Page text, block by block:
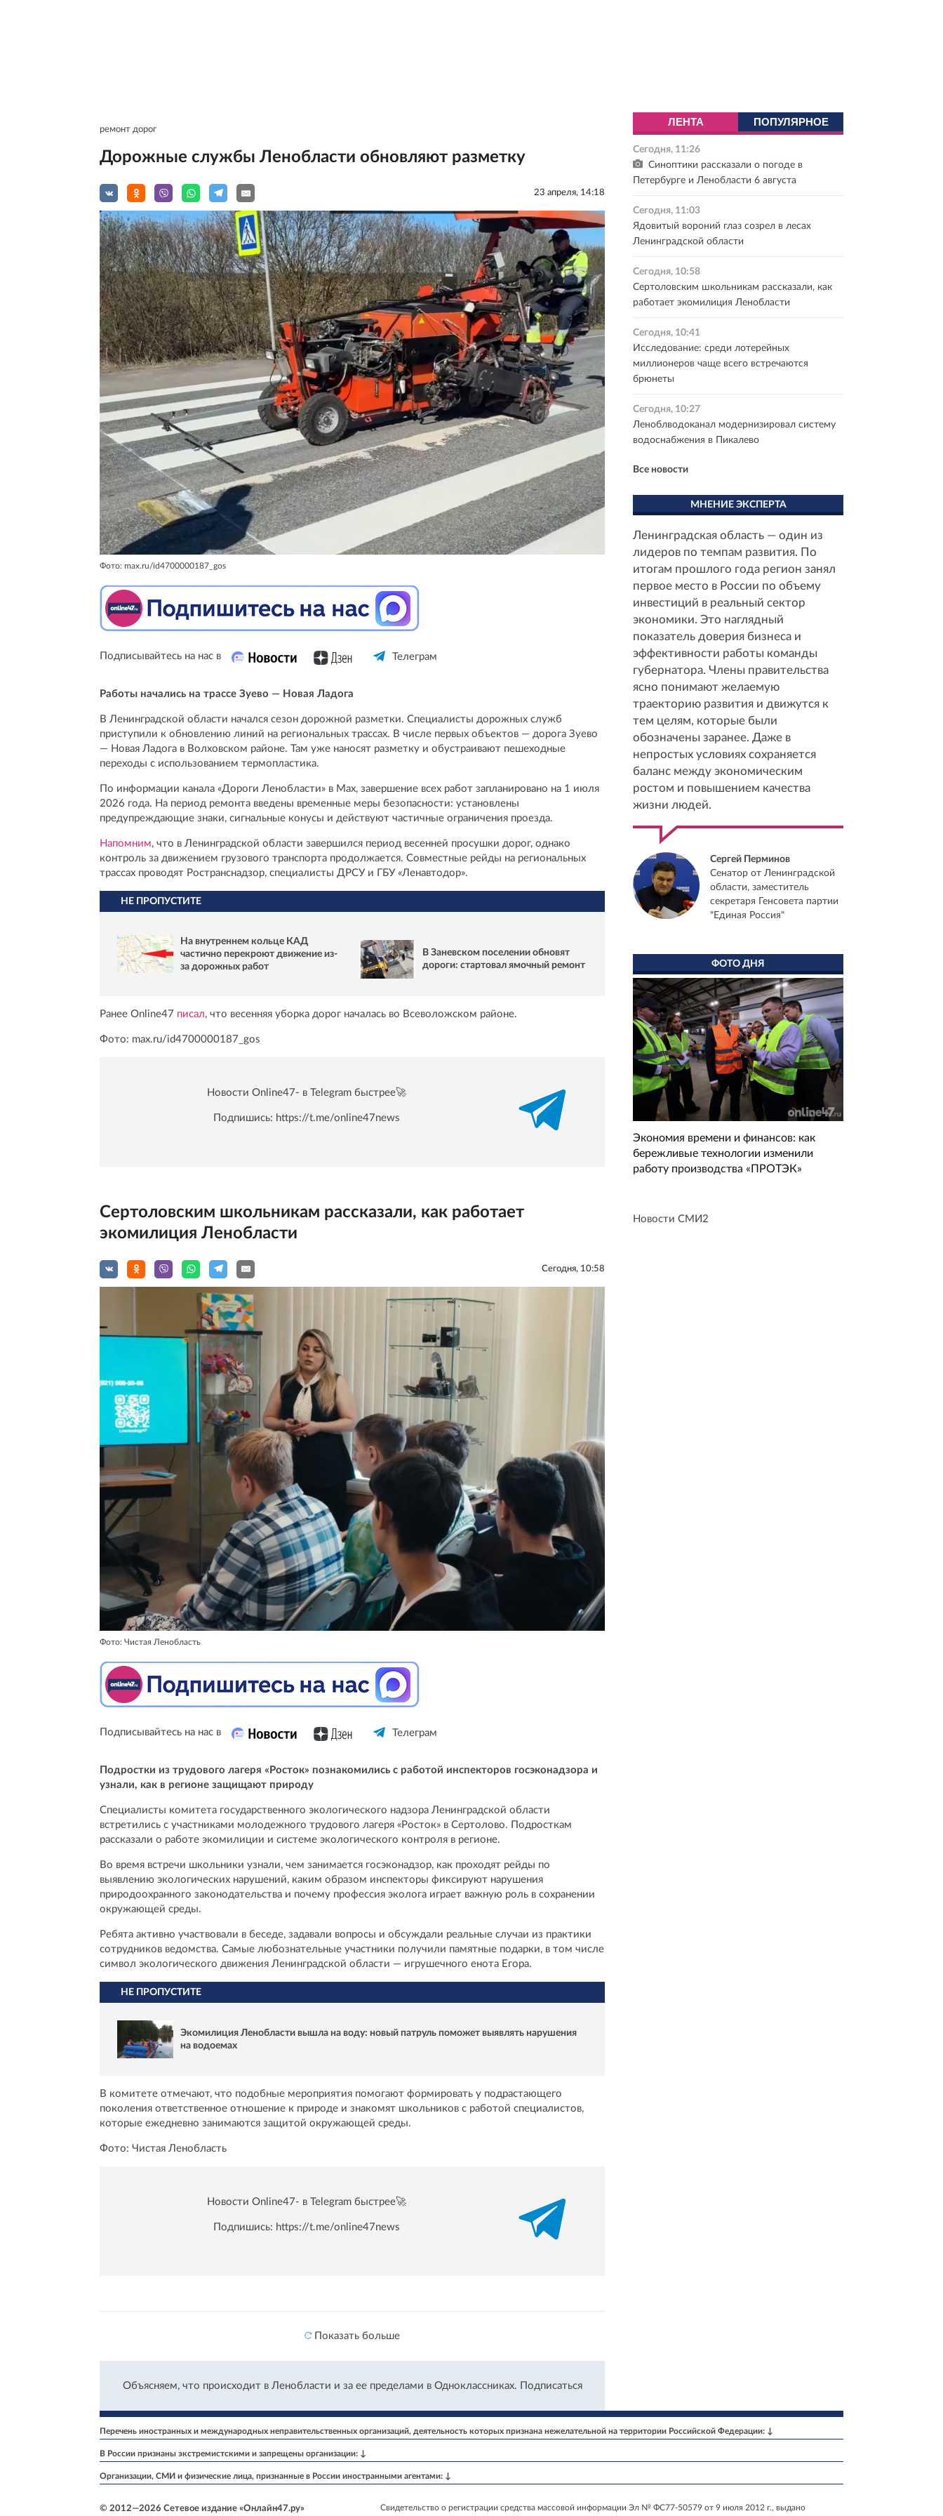
ремонт дорог
Дорожные службы Ленобласти обновляют разметку
23 апреля, 14:18
Фото: max.ru/id4700000187_gos
Подписывайтесь на нас в Телеграм
Работы начались на трассе Зуево — Новая Ладога
В Ленинградской области начался сезон дорожной разметки. Специалисты дорожных служб
приступили к обновлению линий на региональных трассах. В числе первых объектов — дорога Зуево
— Новая Ладога в Волховском районе. Там уже наносят разметку и обустраивают пешеходные
переходы с использованием термопластика.
По информации канала «Дороги Ленобласти» в Max, завершение всех работ запланировано на 1 июля
2026 года. На период ремонта введены временные меры безопасности: установлены
предупреждающие знаки, сигнальные конусы и действуют частичные ограничения проезда.
Напомним, что в Ленинградской области завершился период весенней просушки дорог, однако
контроль за движением грузового транспорта продолжается. Совместные рейды на региональных
трассах проводят Ространснадзор, специалисты ДРСУ и ГБУ «Ленавтодор».
НЕ ПРОПУСТИТЕ
На внутреннем кольце КАД
частично перекроют движение из-
за дорожных работ
В Заневском поселении обновят
дороги: стартовал ямочный ремонт
Ранее Online47 писал, что весенняя уборка дорог началась во Всеволожском районе.
Фото: max.ru/id4700000187_gos
Новости Online47- в Telegram быстрее🚀
Подпишись: https://t.me/online47news
Сертоловским школьникам рассказали, как работает
экомилиция Ленобласти
Сегодня, 10:58
Фото: Чистая Ленобласть
Подписывайтесь на нас в Телеграм
Подростки из трудового лагеря «Росток» познакомились с работой инспекторов госэконадзора и
узнали, как в регионе защищают природу
Специалисты комитета государственного экологического надзора Ленинградской области
встретились с участниками молодежного трудового лагеря «Росток» в Сертолово. Подросткам
рассказали о работе экомилиции и системе экологического контроля в регионе.
Во время встречи школьники узнали, чем занимается госэконадзор, как проходят рейды по
выявлению экологических нарушений, каким образом инспекторы фиксируют нарушения
природоохранного законодательства и почему профессия эколога играет важную роль в сохранении
окружающей среды.
Ребята активно участвовали в беседе, задавали вопросы и обсуждали реальные случаи из практики
сотрудников ведомства. Самые любознательные участники получили памятные подарки, в том числе
символ экологического движения Ленинградской области — игрушечного енота Егора.
НЕ ПРОПУСТИТЕ
Экомилиция Ленобласти вышла на воду: новый патруль поможет выявлять нарушения
на водоемах
В комитете отмечают, что подобные мероприятия помогают формировать у подрастающего
поколения ответственное отношение к природе и знакомят школьников с работой специалистов,
которые ежедневно занимаются защитой окружающей среды.
Фото: Чистая Ленобласть
Новости Online47- в Telegram быстрее🚀
Подпишись: https://t.me/online47news
Показать больше
Объясняем, что происходит в Ленобласти и за ее пределами в Одноклассниках. Подписаться
ЛЕНТА ПОПУЛЯРНОЕ
Сегодня, 11:26
Синоптики рассказали о погоде в
Петербурге и Ленобласти 6 августа
Сегодня, 11:03
Ядовитый вороний глаз созрел в лесах
Ленинградской области
Сегодня, 10:58
Сертоловским школьникам рассказали, как
работает экомилиция Ленобласти
Сегодня, 10:41
Исследование: среди лотерейных
миллионеров чаще всего встречаются
брюнеты
Сегодня, 10:27
Леноблводоканал модернизировал систему
водоснабжения в Пикалево
Все новости
МНЕНИЕ ЭКСПЕРТА
Ленинградская область — один из
лидеров по темпам развития. По
итогам прошлого года регион занял
первое место в России по объему
инвестиций в реальный сектор
экономики. Это наглядный
показатель доверия бизнеса и
эффективности работы команды
губернатора. Члены правительства
ясно понимают желаемую
траекторию развития и движутся к
тем целям, которые были
обозначены заранее. Даже в
непростых условиях сохраняется
баланс между экономическим
ростом и повышением качества
жизни людей.
Сергей Перминов
Сенатор от Ленинградской
области, заместитель
секретаря Генсовета партии
"Единая Россия"
ФОТО ДНЯ
Экономия времени и финансов: как
бережливые технологии изменили
работу производства «ПРОТЭК»
Новости СМИ2
Перечень иностранных и международных неправительственных организаций, деятельность которых признана нежелательной на территории Российской Федерации: ↓
В России признаны экстремистскими и запрещены организации: ↓
Организации, СМИ и физические лица, признанные в России иностранными агентами: ↓
Свидетельство о регистрации средства массовой информации Эл № ФС77-50579 от 9 июля 2012 г., выдано
© 2012—2026 Сетевое издание «Онлайн47.ру»